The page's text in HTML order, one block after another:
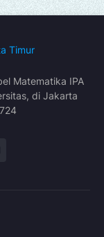
Matematika IPA
di Jakarta